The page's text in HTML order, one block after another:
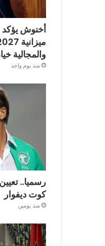
أخنوش يؤكد
والمجالية
منذ يوم واحد
رسميا..
كوت ديفوار
منذ يومين